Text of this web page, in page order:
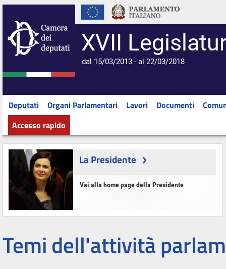
XVII
dal 15/03/2013 - al 22/03/2018
Deputati Organi Parlamentari Lavori Documenti
Accesso rapido
La Presidente
Vai alla home page della Presidente
Temi dell'attività